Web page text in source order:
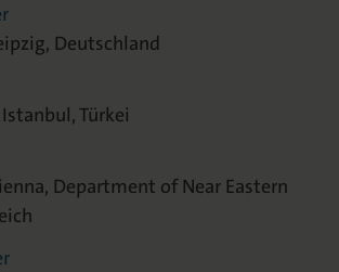
Deutschland
Türkei
Department of Near Eastern